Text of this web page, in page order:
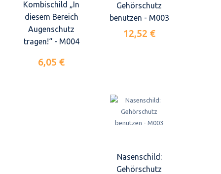
Kombischild „In
diesem Bereich
Augenschutz
tragen!“ - M004
6,05 €
Gehörschutz
benutzen - M003
12,52 €
Nasenschild:
Gehörschutz